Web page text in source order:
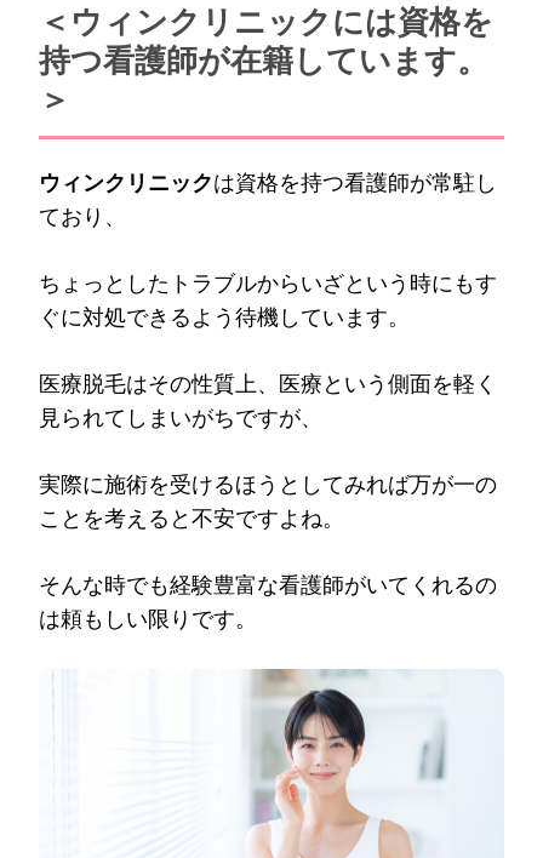
＜ウィンクリニックには資格を
持つ看護師が在籍しています。
＞
ウィンクリニックは資格を持つ看護師が常駐し
ており、
ちょっとしたトラブルからいざという時にもす
ぐに対処できるよう待機しています。
医療脱毛はその性質上、医療という側面を軽く
見られてしまいがちですが、
実際に施術を受けるほうとしてみれば万が一の
ことを考えると不安ですよね。
そんな時でも経験豊富な看護師がいてくれるの
は頼もしい限りです。